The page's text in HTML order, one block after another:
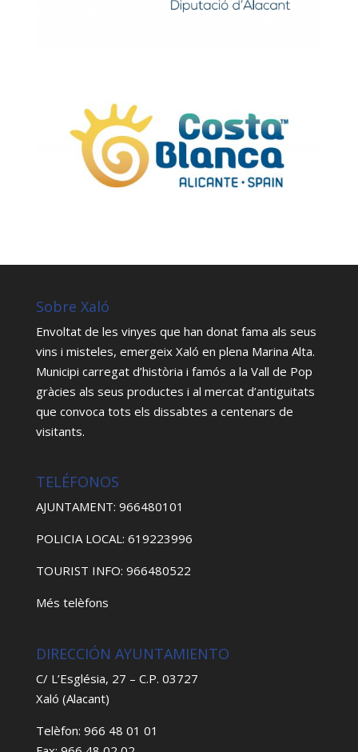
Sobre Xaló
Envoltat de les vinyes que han donat fama als seus
vins i misteles, emergeix Xaló en plena Marina Alta.
Municipi carregat d’història i famós a la Vall de Pop
gràcies als seus productes i al mercat d’antiguitats
que convoca tots els dissabtes a centenars de
visitants.
TELÉFONOS
AJUNTAMENT: 966480101
POLICIA LOCAL: 619223996
TOURIST INFO: 966480522
Més telèfons
DIRECCIÓN AYUNTAMIENTO
C/ L’Església, 27 – C.P. 03727
Xaló (Alacant)
Telèfon: 966 48 01 01